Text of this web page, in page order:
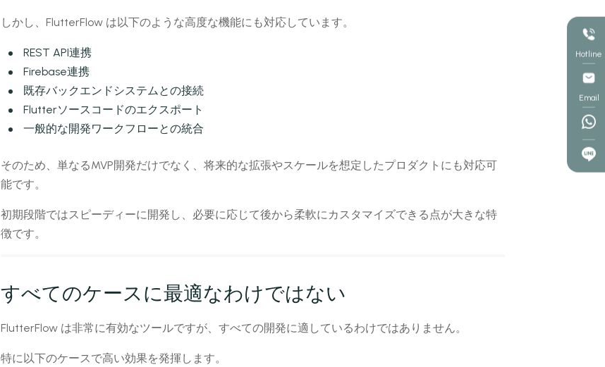
しかし、FlutterFlow は以下のような高度な機能にも対応しています。
REST API連携
Firebase連携
既存バックエンドシステムとの接続
Flutterソースコードのエクスポート
一般的な開発ワークフローとの統合
そのため、単なるMVP開発だけでなく、将来的な拡張やスケールを想定したプロダクトにも対応可
能です。
初期段階ではスピーディーに開発し、必要に応じて後から柔軟にカスタマイズできる点が大きな特
徴です。
すべてのケースに最適なわけではない
FlutterFlow は非常に有効なツールですが、すべての開発に適しているわけではありません。
特に以下のケースで高い効果を発揮します。
Hotline
Email